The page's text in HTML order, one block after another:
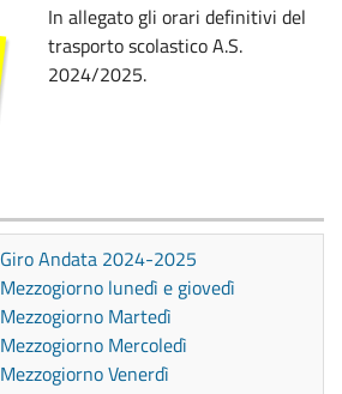
In allegato gli orari definitivi del
trasporto scolastico A.S.
2024/2025.
Giro Andata 2024-2025
Mezzogiorno lunedì e giovedì
Mezzogiorno Martedì
Mezzogiorno Mercoledì
Mezzogiorno Venerdì